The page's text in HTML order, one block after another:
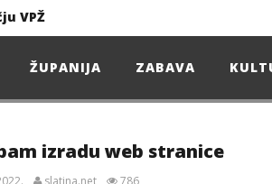
VPŽ
Poduzetnička oluja: Priča o braći koja su u samo osam godina osvojila tržište
ŽUPANIJA ZABAVA
izradu web stranice
slatina.net 786